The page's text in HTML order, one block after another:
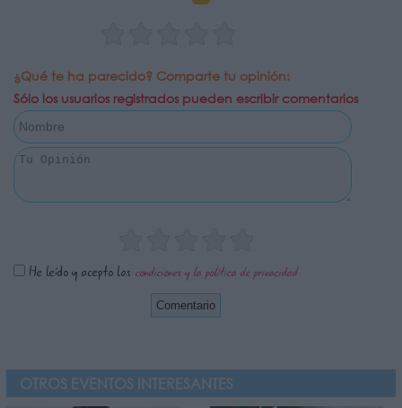
¿Qué te ha parecido? Comparte tu opinión:
Sólo los usuarios registrados pueden escribir comentarios
He leído y acepto las condiciones y la política de privacidad
OTROS EVENTOS INTERESANTES